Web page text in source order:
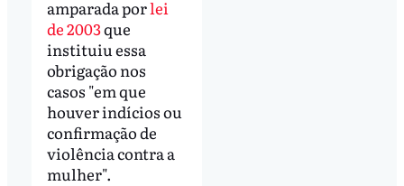
amparada porlei
de 2003que
instituiu essa
obrigação nos
casos "em que
houver indícios ou
confirmação de
violência contra a
mulher".